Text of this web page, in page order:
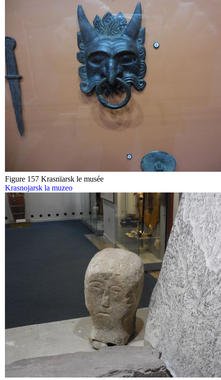
Figure 157 Krasnïarsk le musée
Krasnojarsk la muzeo